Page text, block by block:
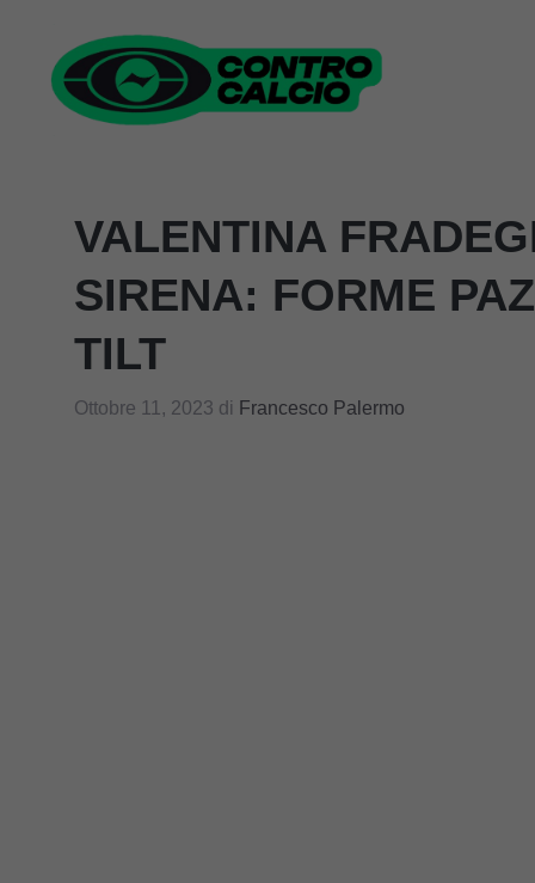
contenuto
VALENTINA
SIRENA: FORME
TILT
Ottobre 11, 2023 di Francesco Palermo